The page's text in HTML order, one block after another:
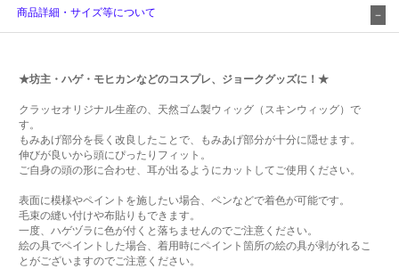
商品詳細・サイズ等について
★坊主・ハゲ・モヒカンなどのコスプレ、ジョークグッズに！★
クラッセオリジナル生産の、天然ゴム製ウィッグ（スキンウィッグ）で
す。
もみあげ部分を長く改良したことで、もみあげ部分が十分に隠せます。
伸びが良いから頭にぴったりフィット。
ご自身の頭の形に合わせ、耳が出るようにカットしてご使用ください。
表面に模様やペイントを施したい場合、ペンなどで着色が可能です。
毛束の縫い付けや布貼りもできます。
一度、ハゲヅラに色が付くと落ちませんのでご注意ください。
絵の具でペイントした場合、着用時にペイント箇所の絵の具が剥がれるこ
とがございますのでご注意ください。